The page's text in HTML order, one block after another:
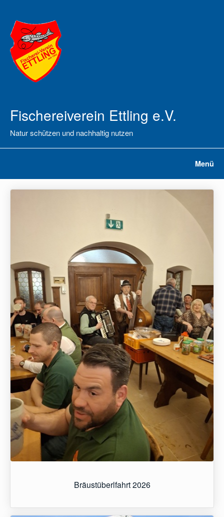
Fischereiverein Ettling e.V.
Natur schützen und nachhaltig nutzen
Menü
Bräustüberlfahrt 2026